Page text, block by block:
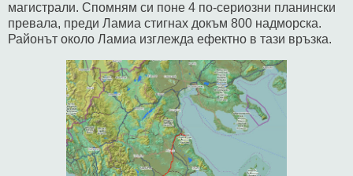
магистрали. Спомням си поне 4 по-сериозни планински
превала, преди Ламиа стигнах докъм 800 надморска.
Районът около Ламиа изглежда ефектно в тази връзка.